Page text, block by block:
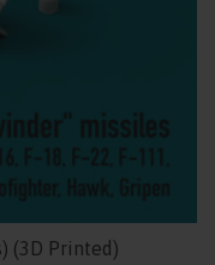
(3D Printed)